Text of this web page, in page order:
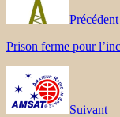
Précédent
Prison ferme pour
Suivant